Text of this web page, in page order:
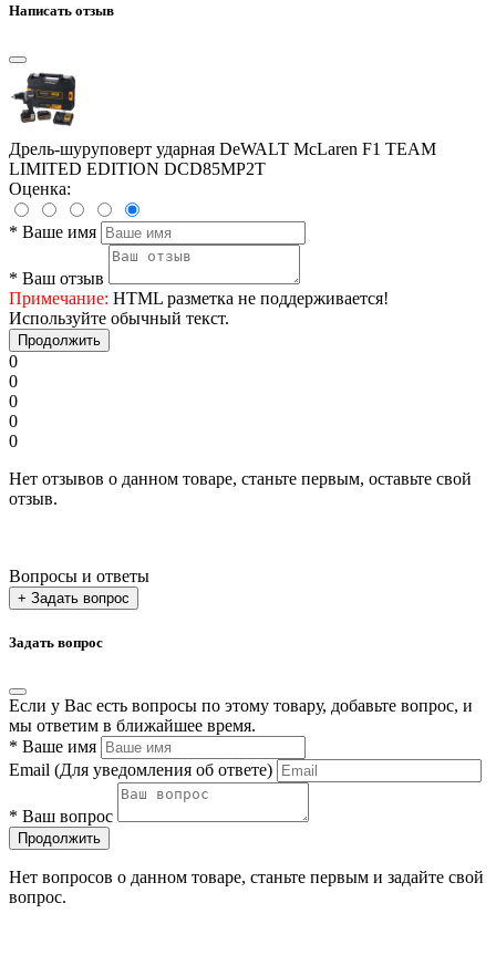
Написать отзыв
Дрель-шуруповерт ударная DeWALT McLaren F1 TEAM
LIMITED EDITION DCD85MP2T
Оценка:
* Ваше имя
* Ваш отзыв
Примечание: HTML разметка не поддерживается!
Используйте обычный текст.
Продолжить
0
0
0
0
0
Нет отзывов о данном товаре, станьте первым, оставьте свой
отзыв.
Вопросы и ответы
+ Задать вопрос
Задать вопрос
Если у Вас есть вопросы по этому товару, добавьте вопрос, и
мы ответим в ближайшее время.
* Ваше имя
Email (Для уведомления об ответе)
* Ваш вопрос
Продолжить
Нет вопросов о данном товаре, станьте первым и задайте свой
вопрос.